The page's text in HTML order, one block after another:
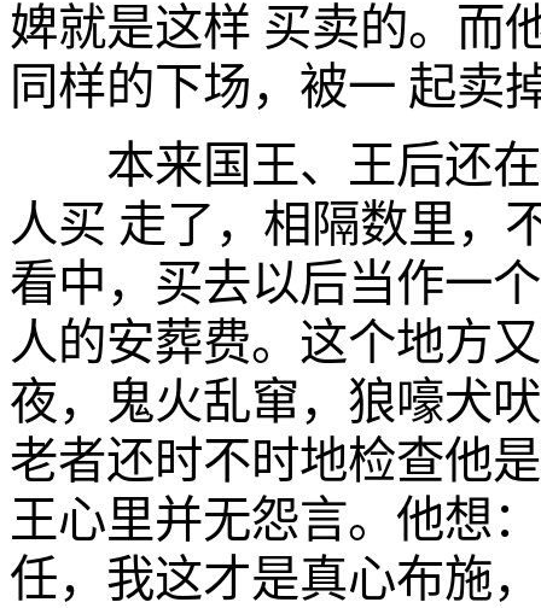
婢就是这样 买卖的。而
同样的下场，被一 起卖
本来国王、王后还在
人买 走了，相隔数里，
看中，买去以后当作一
人的安葬费。这个地方
夜，鬼火乱窜，狼嚎犬
老者还时不时地检查他
王心里并无怨言。他想
任，我这才是真心布施